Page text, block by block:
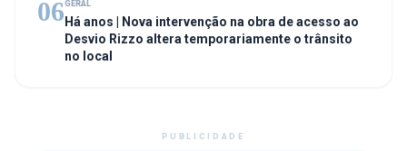
06GERAL
Há anos | Nova intervenção na obra de acesso ao
Desvio Rizzo altera temporariamente o trânsito
no local
PUBLICIDADE